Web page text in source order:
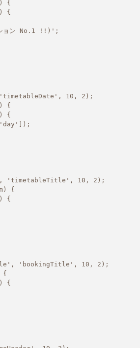
{
10, 2);
{
'timetableTitle', 10, 2);
{
'bookingTitle', 10, 2);
{